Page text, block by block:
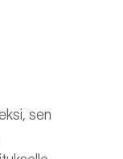
sen